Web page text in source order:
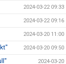
2024-03-22 09:33
2024-03-22 09:16
2024-03-20 11:00
2024-03-20 09:50
2024-03-20